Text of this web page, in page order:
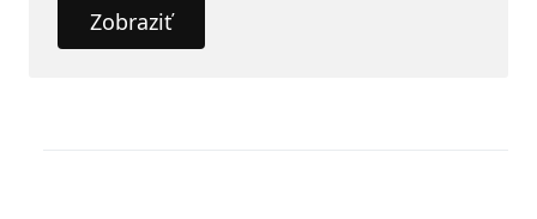
Zobraziť